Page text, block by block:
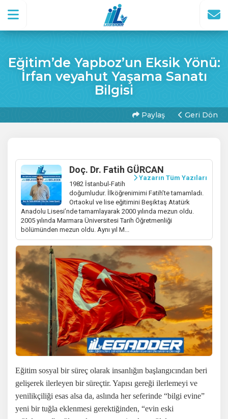
Eğitim’de Yapboz’un Eksik Yönü:
İrfan veyahut Yaşama Sanatı
Bilgisi
Paylaş Geri Dön
Doç. Dr. Fatih GÜRCAN
Yazarın Tüm Yazıları
1982 İstanbul-Fatih
doğumludur. İlköğrenimimi Fatih’te tamamladı.
Ortaokul ve lise eğitimini Beşiktaş Atatürk
Anadolu Lisesi’nde tamamlayarak 2000 yılında mezun oldu.
2005 yılında Marmara Üniversitesi Tarih Öğretmenliği
bölümünden mezun oldu. Aynı yıl M...
Eğitim sosyal bir süreç olarak insanlığın başlangıcından beri
gelişerek ilerleyen bir süreçtir. Yapısı gereği ilerlemeyi ve
yenilikçiliği esas alsa da, aslında her seferinde “bilgi evine”
yeni bir tuğla eklenmesi gerektiğinden, “evin eski